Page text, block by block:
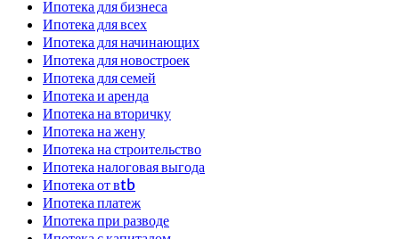
Ипотека для бизнеса
Ипотека для всех
Ипотека для начинающих
Ипотека для новостроек
Ипотека для семей
Ипотека и аренда
Ипотека на вторичку
Ипотека на жену
Ипотека на строительство
Ипотека налоговая выгода
Ипотека от вtb
Ипотека платеж
Ипотека при разводе